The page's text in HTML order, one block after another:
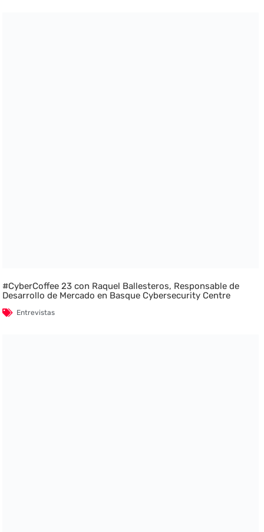
#CyberCoffee 23 con Raquel Ballesteros, Responsable de
Desarrollo de Mercado en Basque Cybersecurity Centre
Entrevistas